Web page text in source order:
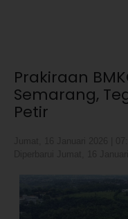
Prakiraan
Semarang,
Petir